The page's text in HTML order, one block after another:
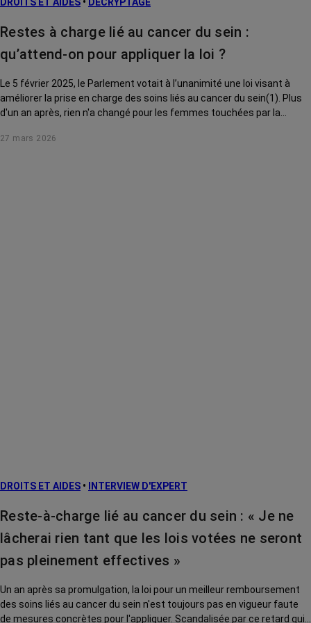
Restes à charge lié au cancer du sein :
qu’attend-on pour appliquer la loi ?
Le 5 février 2025, le Parlement votait à l’unanimité une loi visant à
améliorer la prise en charge des soins liés au cancer du sein(1). Plus
d'un an après, rien n'a changé pour les femmes touchées par la
au crible chacune des mesures adoptées.
27 mars 2026
DROITS ET AIDES • INTERVIEW D'EXPERT
Reste-à-charge lié au cancer du sein : « Je ne
lâcherai rien tant que les lois votées ne seront
pas pleinement effectives »
Un an après sa promulgation, la loi pour un meilleur remboursement
des soins liés au cancer du sein n'est toujours pas en vigueur faute
de mesures concrètes pour l'appliquer. Scandalisée par ce retard qui